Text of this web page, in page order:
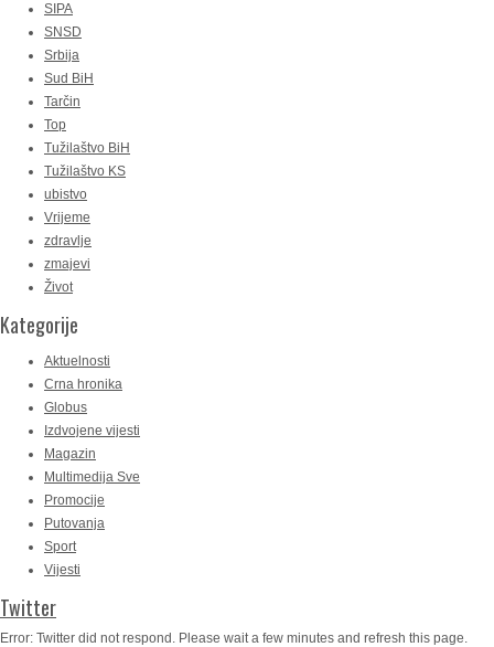
SIPA
SNSD
Srbija
Sud BiH
Tarčin
Top
Tužilaštvo BiH
Tužilaštvo KS
ubistvo
Vrijeme
zdravlje
zmajevi
Život
Kategorije
Aktuelnosti
Crna hronika
Globus
Izdvojene vijesti
Magazin
Multimedija Sve
Promocije
Putovanja
Sport
Vijesti
Twitter
Error: Twitter did not respond. Please wait a few minutes and refresh this page.